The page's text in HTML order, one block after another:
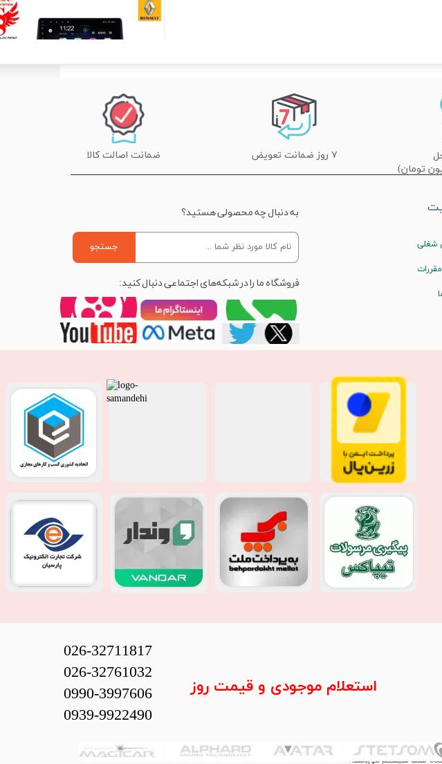
۱۲,۹۰۰,۰۰۰ تومان
۷ روز ضمانت تعویض ضمانت اصالت کالا
شغلی
به دنبال چه محصولی هستید؟
جستجو
فروشگاه ما را در شبکه‌های اجتماعی دنبال کنید:
سلما سیستم می‌باشد.
026-32711817
026-32761032
0990-3997606
0939-9922490
استعلام موجودی و قیمت روز